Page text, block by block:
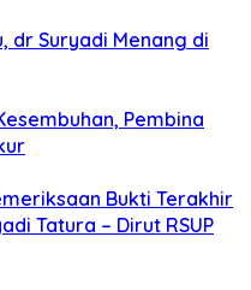
dr Suryadi Menang di
Pembina
Bukti Terakhir
Tatura – Dirut RSUP